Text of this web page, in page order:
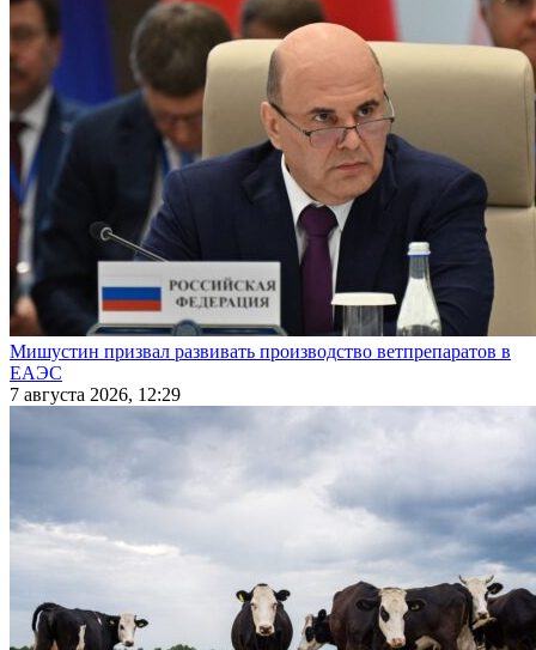
Мишустин призвал развивать производство ветпрепаратов в
ЕАЭС
7 августа 2026, 12:29